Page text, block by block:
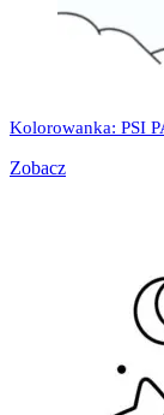
Kolorowanka: PSI
Zobacz